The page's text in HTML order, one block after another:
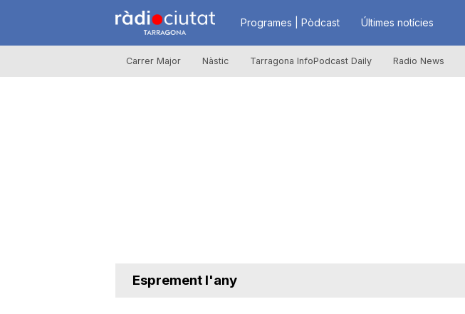
R
à
Programes | Pòdcast Últimes notícies
Carrer Major Nàstic Tarragona InfoPodcast Daily Radio News
Esprement l'any